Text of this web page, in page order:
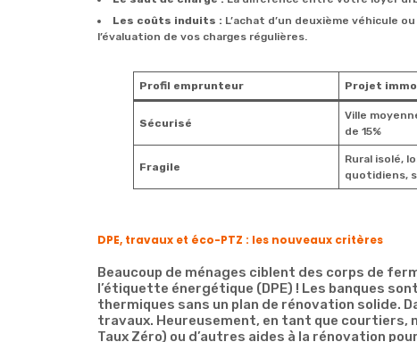
Les coûts induits : L’achat d’un deuxième véhicule
l’évaluation de vos charges régulières.
Profil emprunteur Projet
Sécurisé
Ville
de 15%
Fragile
Rural isolé,
quotidiens,
DPE, travaux et éco-PTZ : les nouveaux critères
Beaucoup de ménages ciblent des corps de
l’étiquette énergétique (DPE) ! Les banques
thermiques sans un plan de rénovation solide.
travaux. Heureusement, en tant que courtiers,
Taux Zéro) ou d’autres aides à la rénovation